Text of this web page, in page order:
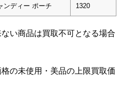
ンディー ポーチ 1320
い商品は買取不可となる場合
の未使用・美品の上限買取価